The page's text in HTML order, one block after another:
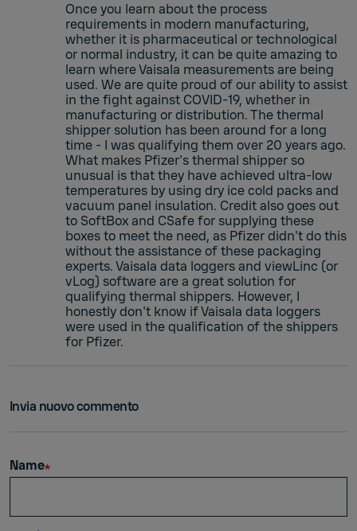
Once you learn about the process
requirements in modern manufacturing,
whether it is pharmaceutical or technological
or normal industry, it can be quite amazing to
learn where Vaisala measurements are being
used. We are quite proud of our ability to assist
in the fight against COVID-19, whether in
manufacturing or distribution. The thermal
shipper solution has been around for a long
time - I was qualifying them over 20 years ago.
What makes Pfizer's thermal shipper so
unusual is that they have achieved ultra-low
temperatures by using dry ice cold packs and
vacuum panel insulation. Credit also goes out
to SoftBox and CSafe for supplying these
boxes to meet the need, as Pfizer didn't do this
without the assistance of these packaging
experts. Vaisala data loggers and viewLinc (or
vLog) software are a great solution for
qualifying thermal shippers. However, I
honestly don't know if Vaisala data loggers
were used in the qualification of the shippers
for Pfizer.
Invia nuovo commento
Name